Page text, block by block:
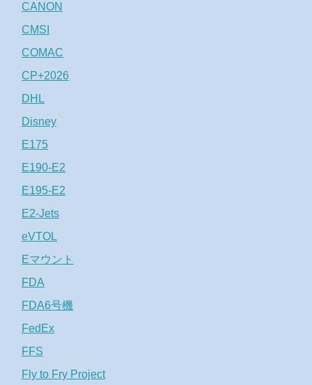
CANON
CMSI
COMAC
CP+2026
DHL
Disney
E175
E190-E2
E195-E2
E2-Jets
eVTOL
Eマウント
FDA
FDA6号機
FedEx
FFS
Fly to Fry Project